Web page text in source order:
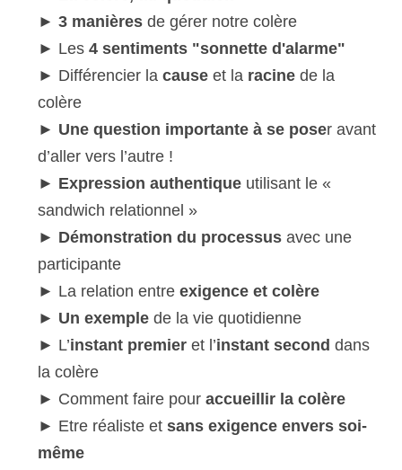
► 3 manières de gérer notre colère
► Les 4 sentiments "sonnette d'alarme"
► Différencier la cause et la racine de la
colère
► Une question importante à se poser avant
d’aller vers l’autre !
► Expression authentique utilisant le «
sandwich relationnel »
► Démonstration du processus avec une
participante
► La relation entre exigence et colère
► Un exemple de la vie quotidienne
► L’instant premier et l’instant second dans
la colère
► Comment faire pour accueillir la colère
► Etre réaliste et sans exigence envers soi-
même